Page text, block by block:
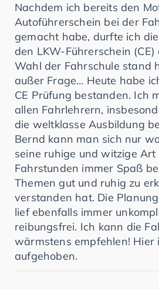
Nachdem ich bereits den
Autoführerschein bei der
gemacht habe, durfte ich
den LKW-Führerschein (CE)
Wahl der Fahrschule stand
außer Frage… Heute habe
CE Prüfung bestanden. Ich
allen Fahrlehrern,
die weltklasse Ausbildung
Bernd kann man sich nur
seine ruhige und witzige
Fahrstunden immer Spaß
Themen gut und ruhig zu
verstanden hat. Die
lief ebenfalls immer
reibungsfrei. Ich kann die
wärmstens empfehlen! Hier
aufgehoben.